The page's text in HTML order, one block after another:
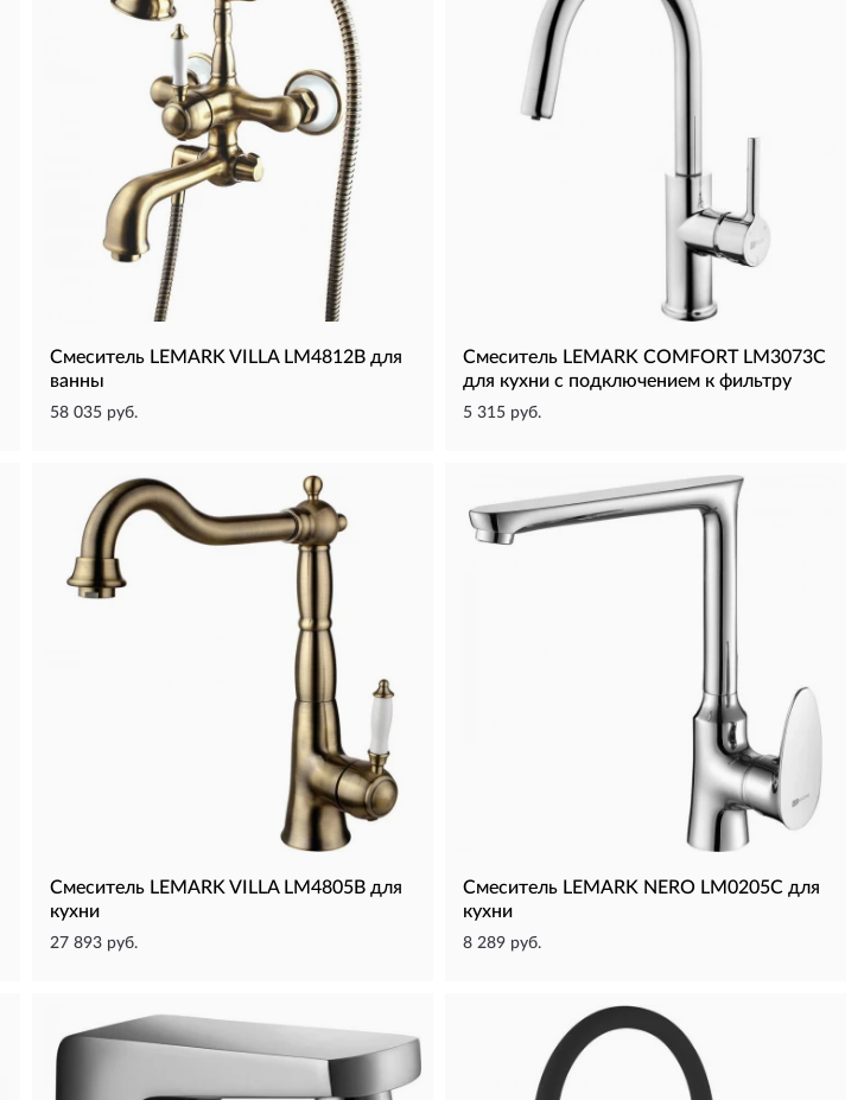
Смеситель LEMARK VILLA LM4812B для
ванны
58 035 руб.
Смеситель LEMARK COMFORT LM3073C
для кухни с подключением к фильтру
5 315 руб.
Смеситель LEMARK VILLA LM4805B для
кухни
27 893 руб.
Смеситель LEMARK NERO LM0205C для
кухни
8 289 руб.